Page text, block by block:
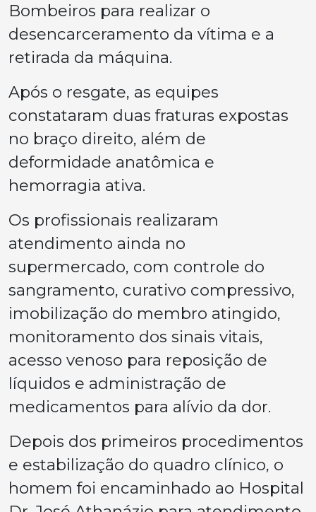
Bombeiros para realizar o
desencarceramento da vítima e a
retirada da máquina.
Após o resgate, as equipes
constataram duas fraturas expostas
no braço direito, além de
deformidade anatômica e
hemorragia ativa.
Os profissionais realizaram
atendimento ainda no
supermercado, com controle do
sangramento, curativo compressivo,
imobilização do membro atingido,
monitoramento dos sinais vitais,
acesso venoso para reposição de
líquidos e administração de
medicamentos para alívio da dor.
Depois dos primeiros procedimentos
e estabilização do quadro clínico, o
homem foi encaminhado ao Hospital